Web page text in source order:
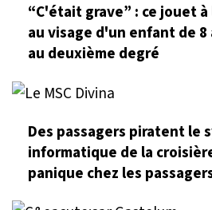
“C'était grave” : ce jouet
au visage d'un enfant de
au deuxième degré
Des passagers piratent le
informatique de la
panique chez les